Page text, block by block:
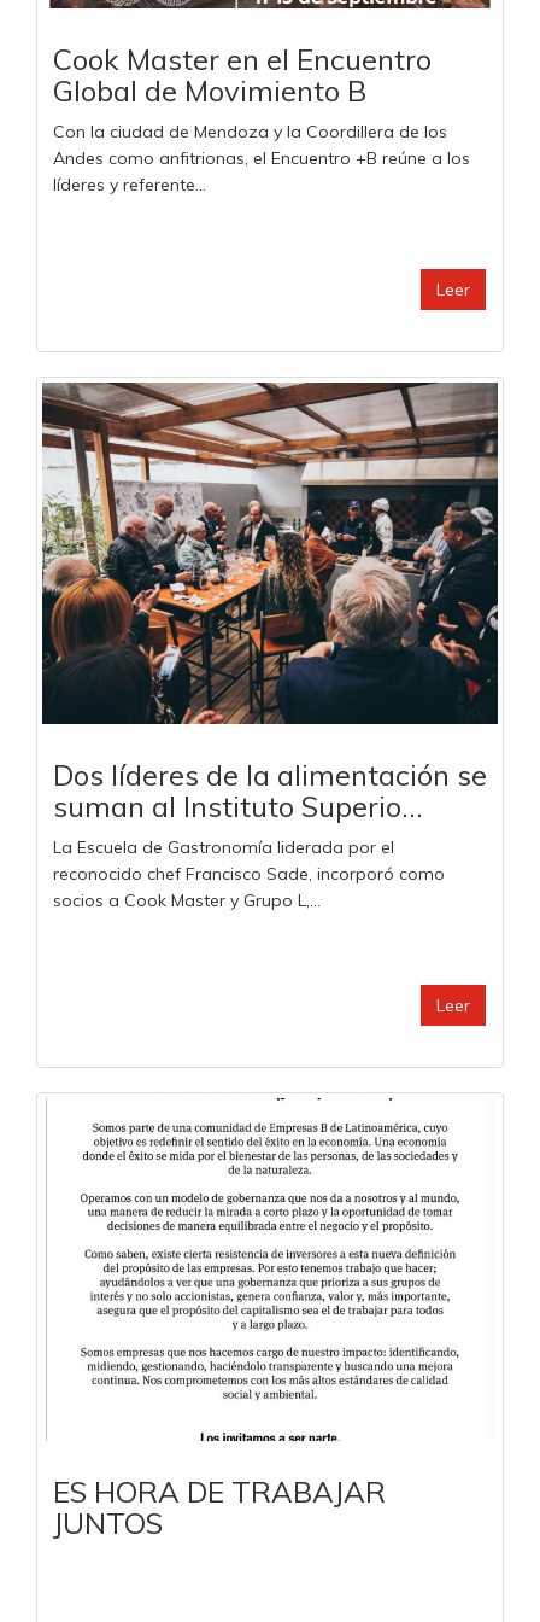
Cook Master en el Encuentro
Global de Movimiento B
Con la ciudad de Mendoza y la Coordillera de los
Andes como anfitrionas, el Encuentro +B reúne a los
líderes y referente...
Leer
Dos líderes de la alimentación se
suman al Instituto Superio...
La Escuela de Gastronomía liderada por el
reconocido chef Francisco Sade, incorporó como
socios a Cook Master y Grupo L,...
Leer
ES HORA DE TRABAJAR
JUNTOS